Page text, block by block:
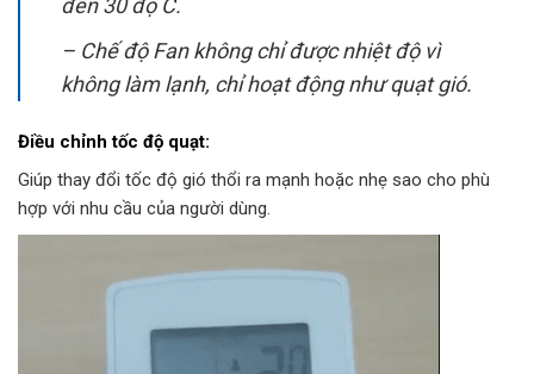
đến 30 độ C.
– Chế độ Fan không chỉ được nhiệt độ vì
không làm lạnh, chỉ hoạt động như quạt gió.
Điều chỉnh tốc độ quạt:
Giúp thay đổi tốc độ gió thổi ra mạnh hoặc nhẹ sao cho phù
hợp với nhu cầu của người dùng.